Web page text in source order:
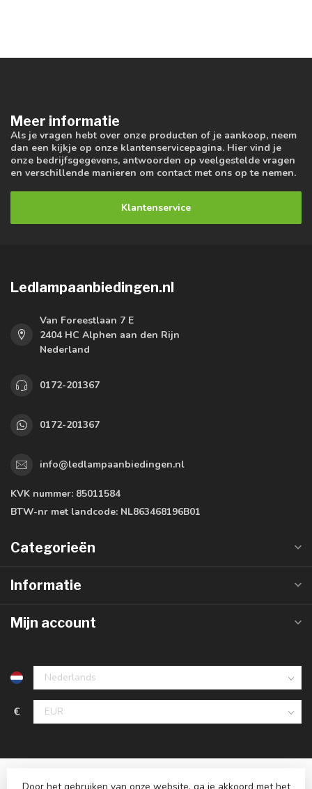
Meer informatie
Als je vragen hebt over onze producten of je aankoop, neem
dan een kijkje op onze klantenservicepagina. Hier vind je
onze bedrijfsgegevens, antwoorden op veelgestelde vragen
en verschillende manieren om contact met ons op te nemen.
Klantenservice
Ledlampaanbiedingen.nl
Van Foreestlaan 7 E
2404 HC Alphen aan den Rijn
Nederland
0172-201367
0172-201367
info@ledlampaanbiedingen.nl
KVK nummer: 85011584
BTW-nr met landcode: NL863468196B01
Categorieën
Informatie
Mijn account
€